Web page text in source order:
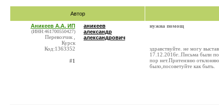
Автор
Аникеев А.А. ИП
(ИНН:461700550427)
Перевозчик ,
Курск
Код:1363352
#1
аникеев
александр
александрович
нужна помощ
здравствуйте. не могу
17.12.2016г..Письма были
пор нет.Притензию
было,посоветуйте как быть.